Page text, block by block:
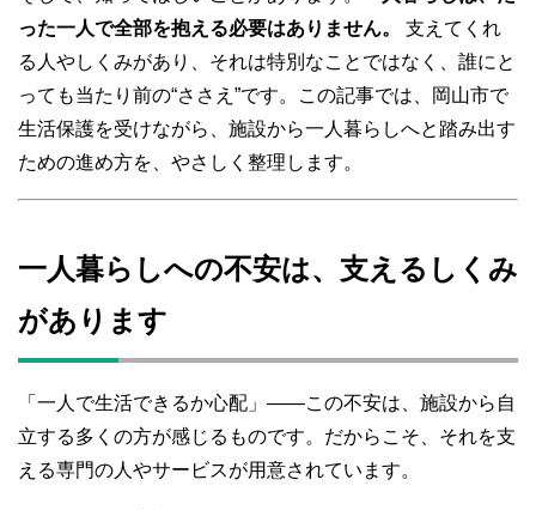
った一人で全部を抱える必要はありません。
支えてくれ
る人やしくみがあり、それは特別なことではなく、誰にと
っても当たり前の“ささえ”です。この記事では、岡山市で
生活保護を受けながら、施設から一人暮らしへと踏み出す
ための進め方を、やさしく整理します。
一人暮らしへの不安は、支えるしくみ
があります
「一人で生活できるか心配」――この不安は、施設から自
立する多くの方が感じるものです。だからこそ、それを支
える専門の人やサービスが用意されています。